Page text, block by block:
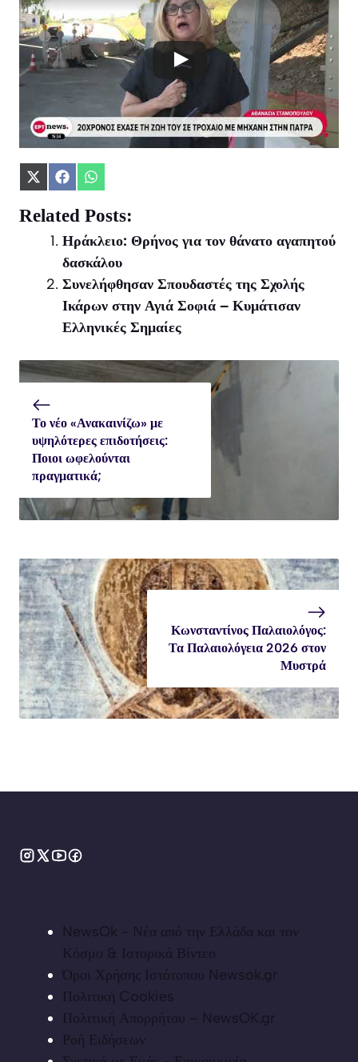
Share
X
(Twitter)
Share
Facebook
Share
WhatsApp
Related Posts:
Ηράκλειο: Θρήνος για τον θάνατο αγαπητού
δασκάλου
Συνελήφθησαν Σπουδαστές της Σχολής
Ικάρων στην Αγιά Σοφιά – Κυμάτισαν
Ελληνικές Σημαίες
Το νέο «Ανακαινίζω» με
υψηλότερες επιδοτήσεις:
Ποιοι ωφελούνται
πραγματικά;
Κωνσταντίνος Παλαιολόγος:
Τα Παλαιολόγεια 2026 στον
Μυστρά
NewsOk - Νέα από την Ελλάδα και τον
Κόσμο & Ιστορικά Βίντεο
Όροι Χρήσης Ιστότοπου Newsok.gr
Πολιτική Cookies
Πολιτική Απορρήτου – NewsOK.gr
Ροή Ειδήσεων